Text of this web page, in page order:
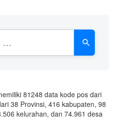
81248 data kode pos dari
38 Provinsi, 416 kabupaten, 98
kelurahan, dan 74.961 desa